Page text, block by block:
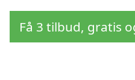
Få 3 tilbud, gratis